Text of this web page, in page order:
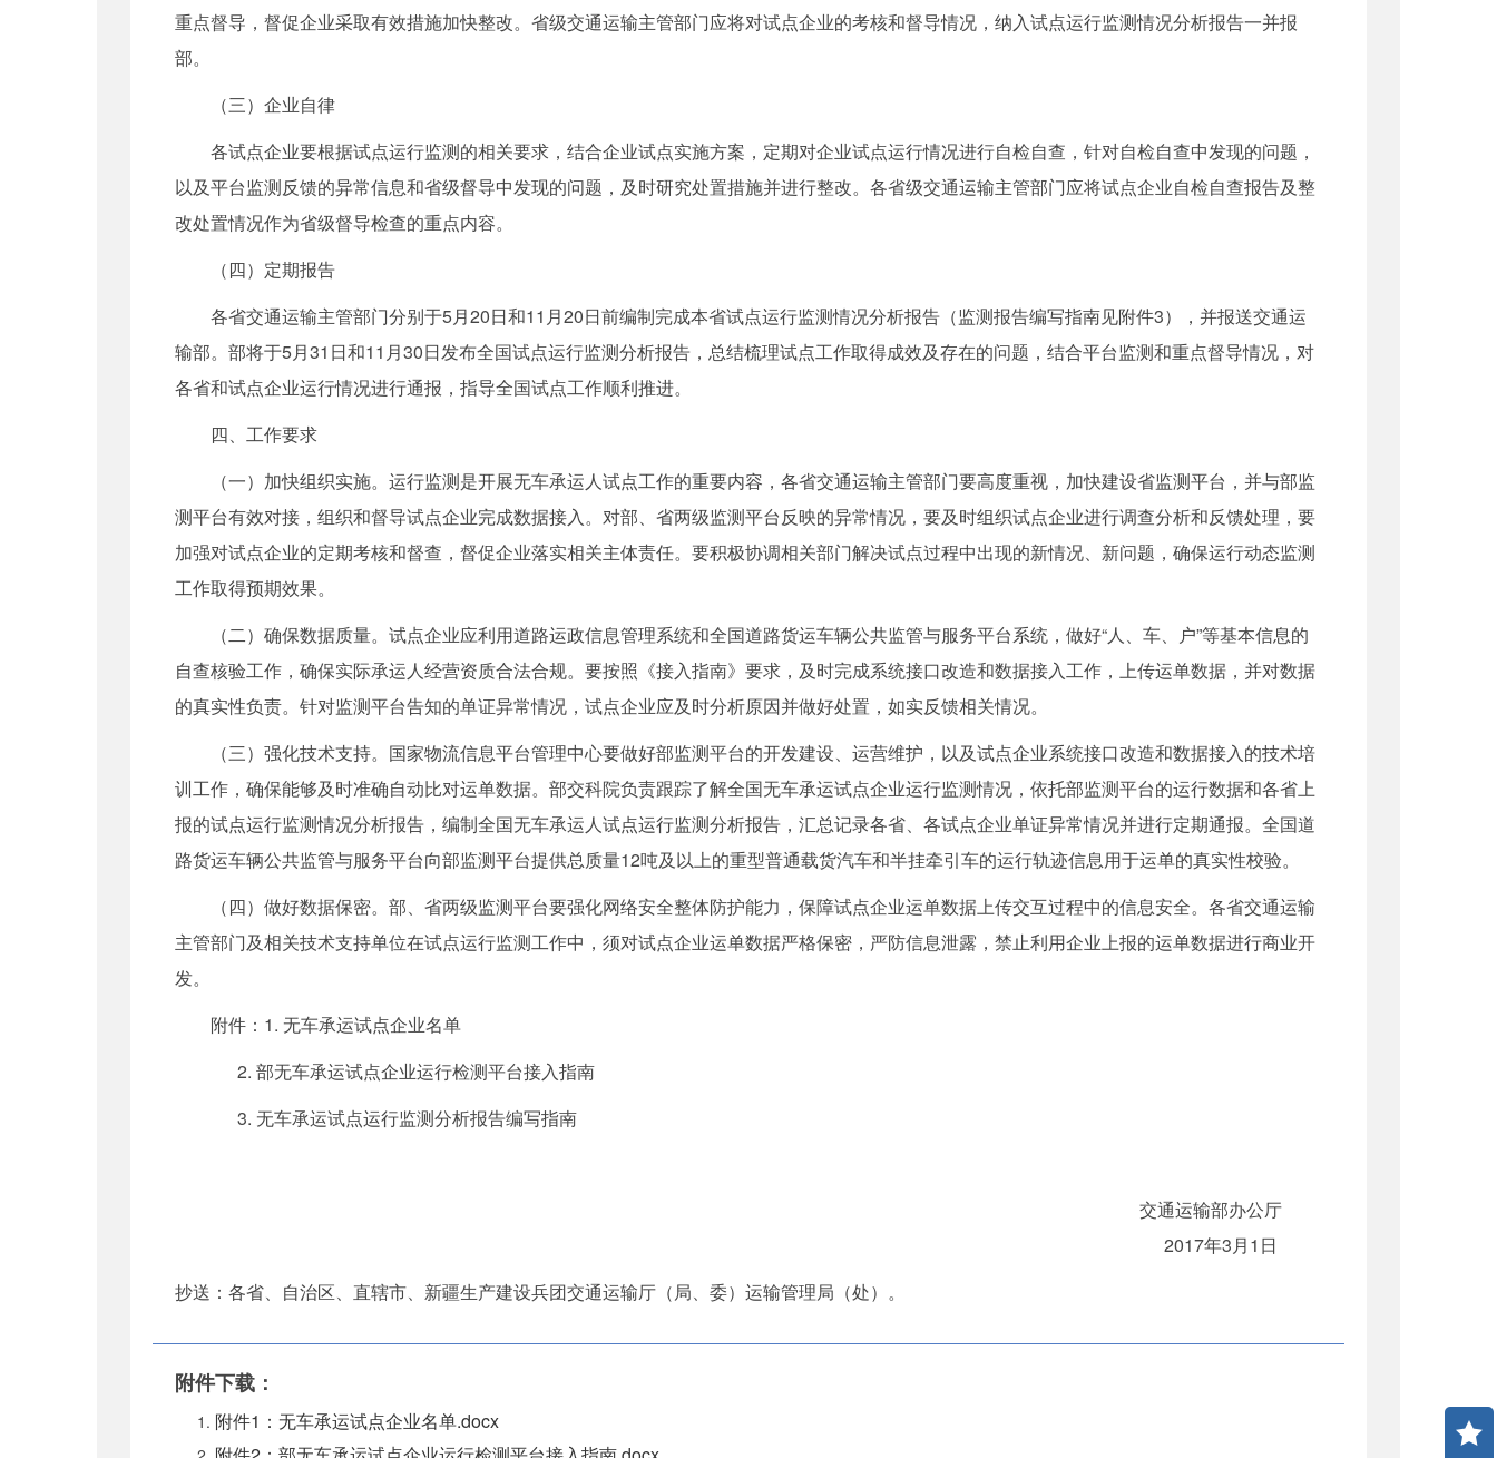
重点督导，督促企业采取有效措施加快整改。省级交通运输主管部门应将对试点企业的考核和督导情况，纳入试点运行监测情况分析报告一并报
部。
（三）企业自律
各试点企业要根据试点运行监测的相关要求，结合企业试点实施方案，定期对企业试点运行情况进行自检自查，针对自检自查中发现的问题，
以及平台监测反馈的异常信息和省级督导中发现的问题，及时研究处置措施并进行整改。各省级交通运输主管部门应将试点企业自检自查报告及整
改处置情况作为省级督导检查的重点内容。
（四）定期报告
各省交通运输主管部门分别于5月20日和11月20日前编制完成本省试点运行监测情况分析报告（监测报告编写指南见附件3），并报送交通运
输部。部将于5月31日和11月30日发布全国试点运行监测分析报告，总结梳理试点工作取得成效及存在的问题，结合平台监测和重点督导情况，对
各省和试点企业运行情况进行通报，指导全国试点工作顺利推进。
四、工作要求
（一）加快组织实施。运行监测是开展无车承运人试点工作的重要内容，各省交通运输主管部门要高度重视，加快建设省监测平台，并与部监
测平台有效对接，组织和督导试点企业完成数据接入。对部、省两级监测平台反映的异常情况，要及时组织试点企业进行调查分析和反馈处理，要
加强对试点企业的定期考核和督查，督促企业落实相关主体责任。要积极协调相关部门解决试点过程中出现的新情况、新问题，确保运行动态监测
工作取得预期效果。
（二）确保数据质量。试点企业应利用道路运政信息管理系统和全国道路货运车辆公共监管与服务平台系统，做好“人、车、户”等基本信息的
自查核验工作，确保实际承运人经营资质合法合规。要按照《接入指南》要求，及时完成系统接口改造和数据接入工作，上传运单数据，并对数据
的真实性负责。针对监测平台告知的单证异常情况，试点企业应及时分析原因并做好处置，如实反馈相关情况。
（三）强化技术支持。国家物流信息平台管理中心要做好部监测平台的开发建设、运营维护，以及试点企业系统接口改造和数据接入的技术培
训工作，确保能够及时准确自动比对运单数据。部交科院负责跟踪了解全国无车承运试点企业运行监测情况，依托部监测平台的运行数据和各省上
报的试点运行监测情况分析报告，编制全国无车承运人试点运行监测分析报告，汇总记录各省、各试点企业单证异常情况并进行定期通报。全国道
路货运车辆公共监管与服务平台向部监测平台提供总质量12吨及以上的重型普通载货汽车和半挂牵引车的运行轨迹信息用于运单的真实性校验。
（四）做好数据保密。部、省两级监测平台要强化网络安全整体防护能力，保障试点企业运单数据上传交互过程中的信息安全。各省交通运输
主管部门及相关技术支持单位在试点运行监测工作中，须对试点企业运单数据严格保密，严防信息泄露，禁止利用企业上报的运单数据进行商业开
发。
附件：1. 无车承运试点企业名单
2. 部无车承运试点企业运行检测平台接入指南
3. 无车承运试点运行监测分析报告编写指南
交通运输部办公厅
2017年3月1日
抄送：各省、自治区、直辖市、新疆生产建设兵团交通运输厅（局、委）运输管理局（处）。
附件下载：
附件1：无车承运试点企业名单.docx